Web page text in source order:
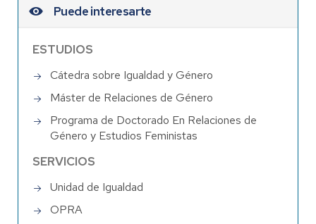
Puede interesarte
ESTUDIOS
Cátedra sobre Igualdad y Género
Máster de Relaciones de Género
Programa de Doctorado En Relaciones de
Género y Estudios Feministas
SERVICIOS
Unidad de Igualdad
OPRA